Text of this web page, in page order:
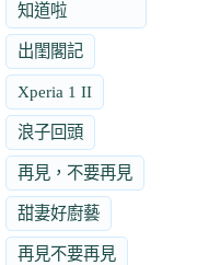
知道啦
出閨閣記
Xperia 1 II
浪子回頭
再見，不要再見
甜妻好廚藝
再見不要再見